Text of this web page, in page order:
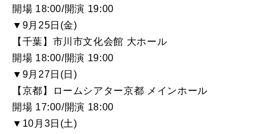
開場 18:00/開演 19:00
▼9月25日(金)
【千葉】市川市文化会館 大ホール
開場 18:00/開演 19:00
▼9月27日(日)
【京都】ロームシアター京都 メインホール
開場 17:00/開演 18:00
▼10月3日(土)